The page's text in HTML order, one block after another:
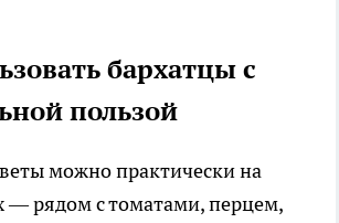
бархатцы с
пользой
можно практически на
— рядом с томатами, перцем,